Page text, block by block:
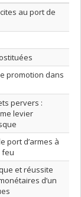
au port de
promotion dans
pervers :
levier
port d’armes à
feu
et réussite
d’un